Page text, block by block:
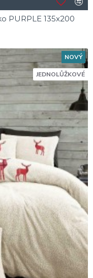
PURPLE 135x200
NOVÝ
JEDNOLŮŽKOVÉ